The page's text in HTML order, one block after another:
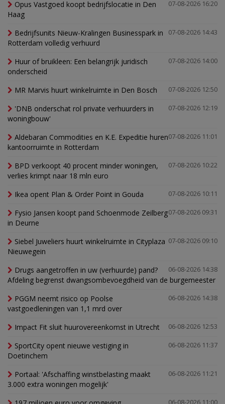
07-08-2026 16:20
Opus Vastgoed koopt bedrijfslocatie in Den
Haag
07-08-2026 14:43
Bedrijfsunits Nieuw-Kralingen Businesspark in
Rotterdam volledig verhuurd
07-08-2026 14:00
Huur of bruikleen: Een belangrijk juridisch
onderscheid
07-08-2026 12:50
MR Marvis huurt winkelruimte in Den Bosch
07-08-2026 12:19
'DNB onderschat rol private verhuurders in
woningbouw'
07-08-2026 11:01
Aldebaran Commodities en K.E. Expeditie huren
kantoorruimte in Rotterdam
07-08-2026 10:22
BPD verkoopt 40 procent minder woningen,
verlies krimpt naar 18 mln euro
07-08-2026 10:11
Ikea opent Plan & Order Point in Gouda
07-08-2026 09:31
Fysio Jansen koopt pand Schoenmode Zeilberg
in Deurne
07-08-2026 09:10
Siebel Juweliers huurt winkelruimte in Cityplaza
Nieuwegein
06-08-2026 14:38
Drugs aangetroffen in uw (verhuurde) pand?
Afdeling begrenst dwangsombevoegdheid van de burgemeester
06-08-2026 14:38
PGGM neemt risico op Poolse
vastgoedleningen van 1,1 mrd over
06-08-2026 12:53
Impact Fit sluit huurovereenkomst in Utrecht
06-08-2026 11:37
SportCity opent nieuwe vestiging in
Doetinchem
06-08-2026 11:21
Portaal: 'Afschaffing winstbelasting maakt
3.000 extra woningen mogelijk'
06-08-2026 11:00